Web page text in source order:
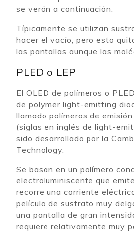
se verán a continuación.
Típicamente se utilizan
hacer el vacío, pero esto
las pantallas aunque las
PLED o LEP
El OLED de polímeros o
de polymer light-emitting
llamado polímeros de
(siglas en inglés de light-
sido desarrollado por la
Technology.
Se basan en un polímero
electroluminiscente que
recorre una corriente
película de sustrato muy
una pantalla de gran
requiere relativamente muy